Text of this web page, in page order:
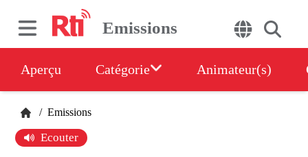
Emissions
Aperçu Catégorie Animateur(s)
/ Emissions
Ecouter